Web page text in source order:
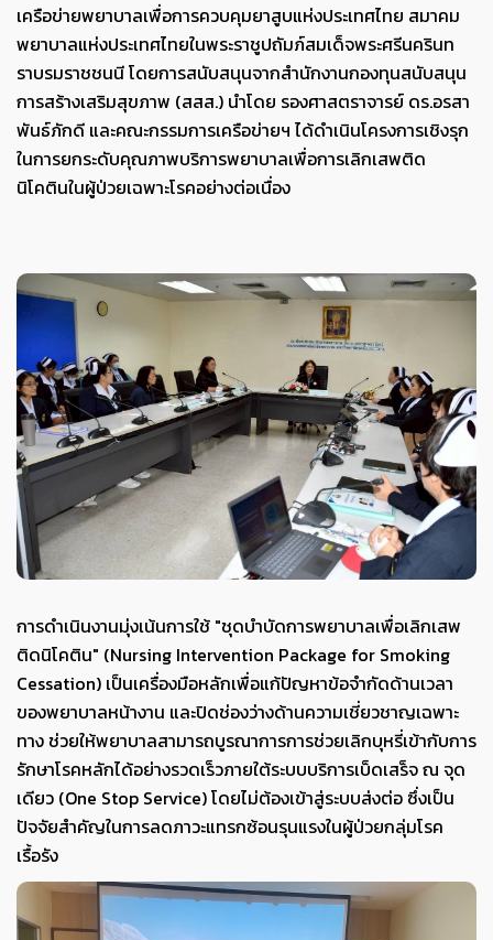
เครือข่ายพยาบาลเพื่อการควบคุมยาสูบแห่งประเทศไทย สมาคม
พยาบาลแห่งประเทศไทยในพระราชูปถัมภ์สมเด็จพระศรีนครินท
ราบรมราชชนนี โดยการสนับสนุนจากสำนักงานกองทุนสนับสนุน
การสร้างเสริมสุขภาพ (สสส.) นำโดย รองศาสตราจารย์ ดร.อรสา
พันธ์ภักดี และคณะกรรมการเครือข่ายฯ ได้ดำเนินโครงการเชิงรุก
ในการยกระดับคุณภาพบริการพยาบาลเพื่อการเลิกเสพติด
นิโคตินในผู้ป่วยเฉพาะโรคอย่างต่อเนื่อง
การดำเนินงานมุ่งเน้นการใช้ "ชุดบำบัดการพยาบาลเพื่อเลิกเสพ
ติดนิโคติน" (Nursing Intervention Package for Smoking
Cessation) เป็นเครื่องมือหลักเพื่อแก้ปัญหาข้อจำกัดด้านเวลา
ของพยาบาลหน้างาน และปิดช่องว่างด้านความเชี่ยวชาญเฉพาะ
ทาง ช่วยให้พยาบาลสามารถบูรณาการการช่วยเลิกบุหรี่เข้ากับการ
รักษาโรคหลักได้อย่างรวดเร็วภายใต้ระบบบริการเบ็ดเสร็จ ณ จุด
เดียว (One Stop Service) โดยไม่ต้องเข้าสู่ระบบส่งต่อ ซึ่งเป็น
ปัจจัยสำคัญในการลดภาวะแทรกซ้อนรุนแรงในผู้ป่วยกลุ่มโรค
เรื้อรัง